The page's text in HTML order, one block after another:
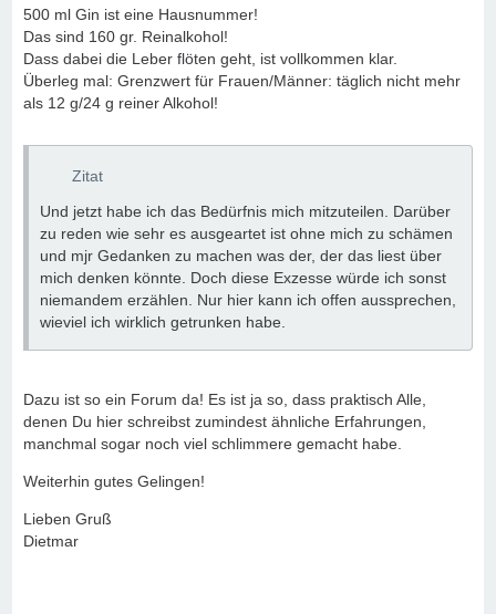
500 ml Gin ist eine Hausnummer!
Das sind 160 gr. Reinalkohol!
Dass dabei die Leber flöten geht, ist vollkommen klar.
Überleg mal: Grenzwert für Frauen/Männer: täglich nicht mehr
als 12 g/24 g reiner Alkohol!
Zitat
Und jetzt habe ich das Bedürfnis mich mitzuteilen. Darüber
zu reden wie sehr es ausgeartet ist ohne mich zu schämen
und mjr Gedanken zu machen was der, der das liest über
mich denken könnte. Doch diese Exzesse würde ich sonst
niemandem erzählen. Nur hier kann ich offen aussprechen,
wieviel ich wirklich getrunken habe.
Dazu ist so ein Forum da! Es ist ja so, dass praktisch Alle,
denen Du hier schreibst zumindest ähnliche Erfahrungen,
manchmal sogar noch viel schlimmere gemacht habe.
Weiterhin gutes Gelingen!
Lieben Gruß
Dietmar